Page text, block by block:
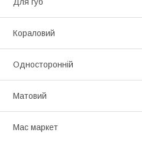
Кораловий
Односторонній
Матовий
Мас маркет